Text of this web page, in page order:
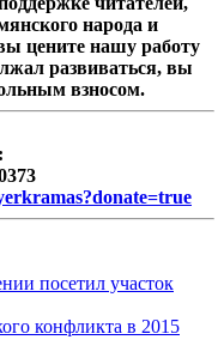
народа и
цените нашу работу
развиваться, вы
взносом.
посетил участок
конфликта в 2015